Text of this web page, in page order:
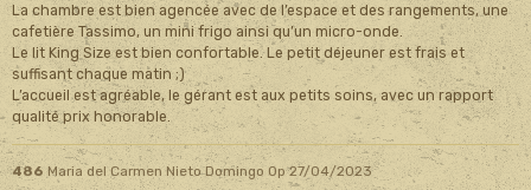
La chambre est bien agencée avec de l’espace et des rangements, une
cafetière Tassimo, un mini frigo ainsi qu’un micro-onde.
Le lit King Size est bien confortable. Le petit déjeuner est frais et
suffisant chaque matin ;)
L’accueil est agréable, le gérant est aux petits soins, avec un rapport
qualité prix honorable.
486 Maria del Carmen Nieto Domingo Op 27/04/2023